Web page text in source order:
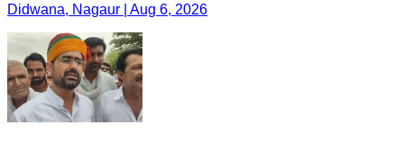
Didwana, Nagaur | Aug 6, 2026